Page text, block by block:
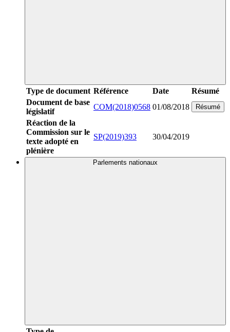
Type de document Référence Date
Résumé
Document de base
législatif
COM(2018)0568 01/08/2018 Résumé
Réaction de la
Commission sur le
texte adopté en
plénière
SP(2019)393 30/04/2019
Parlements nationaux